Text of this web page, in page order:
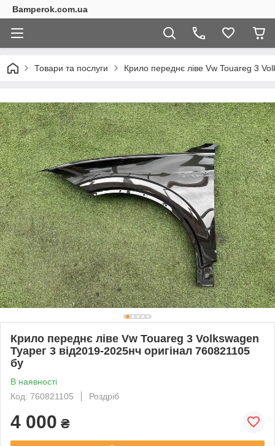
Bamperok.com.ua
Товари та послуги Крило переднє ліве Vw Touareg 3
Крило переднє ліве Vw Touareg 3 Volkswagen
Туарег 3 від2019-2025нч оригінал 760821105
бу
В наявності
Код: 760821105
Роздріб
4 000 ₴